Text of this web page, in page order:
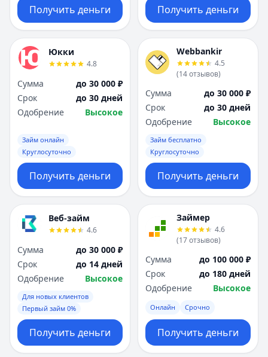
Получить деньги Получить деньги
Юкки
4.8
Сумма
до 30 000 ₽
Срок
до 30 дней
Одобрение
Высокое
Займ онлайн
Круглосуточно
Получить деньги
Webbankir
4.5
(14отзывов)
Сумма
до 30 000 ₽
Срок
до 30 дней
Одобрение
Высокое
Займ бесплатно
Круглосуточно
Получить деньги
Веб-займ
4.6
Сумма
до 30 000 ₽
Срок
до 14 дней
Одобрение
Высокое
Для новых клиентов
Первый займ 0%
Получить деньги
Займер
4.6
(17отзывов)
Сумма
до 100 000 ₽
Срок
до 180 дней
Одобрение
Высокое
Онлайн Срочно
Получить деньги